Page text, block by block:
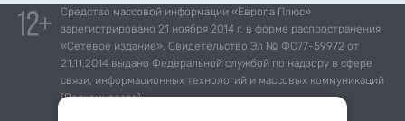
Средство массовой информации «Европа Плюс»
зарегистрировано 21 ноября 2014 г. в форме распространения
«Сетевое издание». Свидетельство Эл № ФС77-59972 от
21.11.2014 выдано Федеральной службой по надзору в сфере
связи, информационных технологий и массовых коммуникаций
(Роскомнадзор).